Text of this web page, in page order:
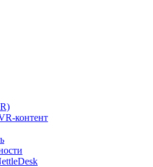
контент